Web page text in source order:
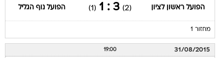
הפועל ראשון לציון (2)
3 : 1
(1) הפועל נוף הגליל
מחזור 1
31/08/2015
19:00